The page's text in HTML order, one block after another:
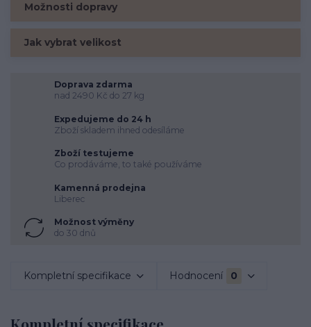
Možnosti dopravy
Jak vybrat velikost
Doprava zdarma
nad 2490 Kč do 27 kg
Expedujeme do 24 h
Zboží skladem ihned odesíláme
Zboží testujeme
Co prodáváme, to také používáme
Kamenná prodejna
Liberec
Možnost výměny
do 30 dnů
Kompletní specifikace Hodnocení 0